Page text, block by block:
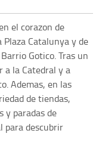
el corazon de
Catalunya y de
Gotico. Tras un
a la Catedral y a
Ademas, en las
de tiendas,
y paradas de
para descubrir